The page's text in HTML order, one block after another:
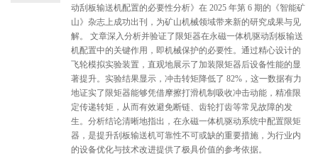
动刮板输送机配置的必要性分析》在 2025 年第 6 期的《智能矿
山》杂志上成功出刊，为矿山机械领域带来新的研究成果与见
解。 文章深入分析并验证了限矩器在永磁一体机驱动刮板输送
机配置中的关键作用，即机械保护的必要性。通过精心设计的
飞轮模拟实验装置，直观地展示了加装限矩器后设备性能的显
著提升。实验结果显示，冲击转矩降低了 82%，这一数据有力
地证实了限矩器能够凭借摩擦打滑机制吸收冲击动能，精准限
定传递转矩，从而有效避免断链、齿轮打齿等常见故障的发
生。分析结论清晰地指出，在永磁一体机驱动系统中配置限矩
器，是提升刮板输送机可靠性不可或缺的重要措施，为行业内
的设备优化与技术改进提供了极具价值的参考依据。